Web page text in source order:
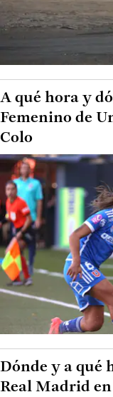
A qué hora y
Femenino de
Colo
Dónde y a qué
Real Madrid